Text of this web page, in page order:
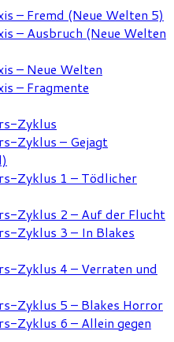
– Fremd (Neue Welten 5)
– Ausbruch (Neue Welten
– Neue Welten
– Fragmente
Zyklus
Zyklus – Gejagt
Zyklus 1 – Tödlicher
Zyklus 2 – Auf der Flucht
Zyklus 3 – In Blakes
Zyklus 4 – Verraten und
Zyklus 5 – Blakes Horror
Zyklus 6 – Allein gegen